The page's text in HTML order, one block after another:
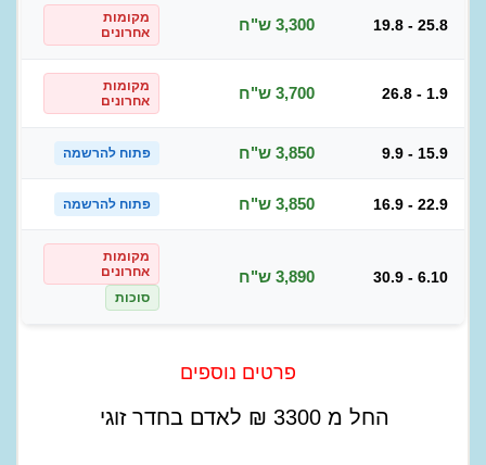
19.8 - 25.8 3,300 ש"ח
מקומות
אחרונים
26.8 - 1.9 3,700 ש"ח
מקומות
אחרונים
9.9 - 15.9 3,850 ש"ח פתוח להרשמה
16.9 - 22.9 3,850 ש"ח פתוח להרשמה
30.9 - 6.10 3,890 ש"ח
מקומות
אחרונים
סוכות
פרטים נוספים
החל מ 3300
₪ לאדם בחדר זוגי